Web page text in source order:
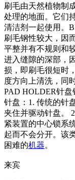
刷毛由天然植物制
处理的地面。它们
清洁剂一起使用。
刷毛钢性较大，因
平整并有不规则和
进入缝隙的深部，
损，即刷毛很短时
度方向上清洗，同
PAD HOLDER针
针盘：1. 传统的针
夹住并驱动针盘。
紧装置的中心锁系
起而不会分开。该
困难的机器。
来宾